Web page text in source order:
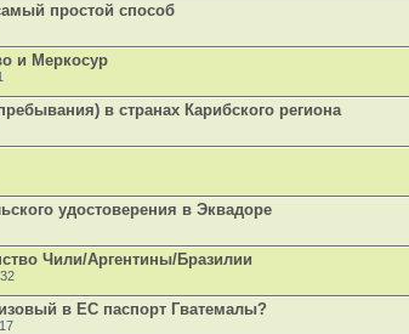
простой способ
и Меркосур
в странах Карибского региона
удостоверения в Эквадоре
Чили/Аргентины/Бразилии
в ЕС паспорт Гватемалы?